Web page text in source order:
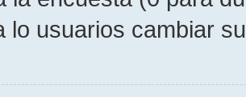
lo usuarios cambiar